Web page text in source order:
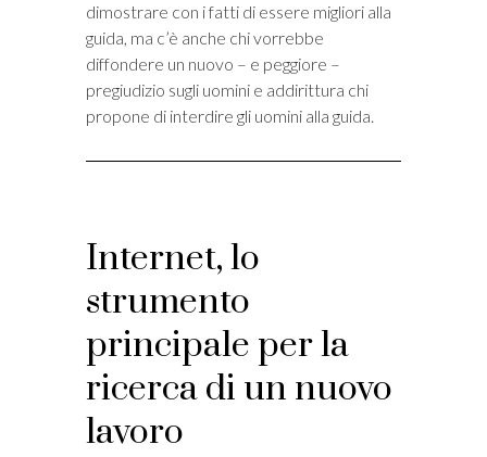
dimostrare con i fatti di essere migliori alla
guida, ma c’è anche chi vorrebbe
diffondere un nuovo – e peggiore –
pregiudizio sugli uomini e addirittura chi
propone di interdire gli uomini alla guida.
Internet, lo
strumento
principale per la
ricerca di un nuovo
lavoro